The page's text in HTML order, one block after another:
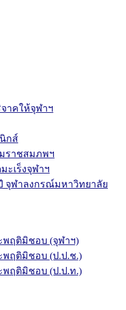
าคให้จุฬาฯ
กส์
ราชสมภพฯ
เร็งจุฬาฯ
จุฬาลงกรณ์มหาวิทยาลัย
พฤติมิชอบ (จุฬาฯ)
พฤติมิชอบ (ป.ป.ช.)
พฤติมิชอบ (ป.ป.ท.)